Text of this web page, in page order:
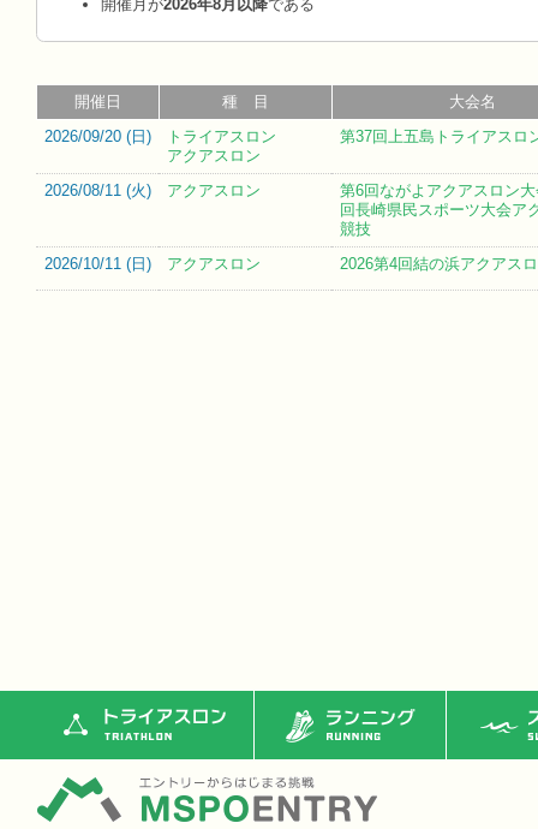
開催月が2026年8月以降である
開催日 種 目
大会名
2026/09/20 (日 )
トライアスロン
アクアスロン
第37回上五島トライアスロ
2026/08/11 (火) アクアスロン
第6回ながよアクアスロン
回長崎県民スポーツ大会ア
競技
2026/10/11 (日 ) アクアスロン 2026第4回結の浜アクアス
トライアスロン ランニング ス